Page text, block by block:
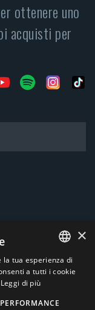
ottenere uno
acquisti per
ITALIAN
×
tua esperienza di
a tutti i cookie
Leggi di più
PERFORMANCE